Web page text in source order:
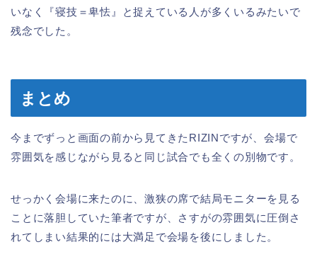
いなく『寝技＝卑怯』と捉えている人が多くいるみたいで
残念でした。
まとめ
今までずっと画面の前から見てきたRIZINですが、会場で
雰囲気を感じながら見ると同じ試合でも全くの別物です。
せっかく会場に来たのに、激狭の席で結局モニターを見る
ことに落胆していた筆者ですが、さすがの雰囲気に圧倒さ
れてしまい結果的には大満足で会場を後にしました。